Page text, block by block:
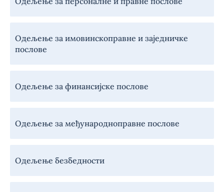
секретаријат
Одељење за имовинскоправне и заједничке
послове
Одељење за финансијске послове
Одељење за међународноправне послове
Одељење безбедности